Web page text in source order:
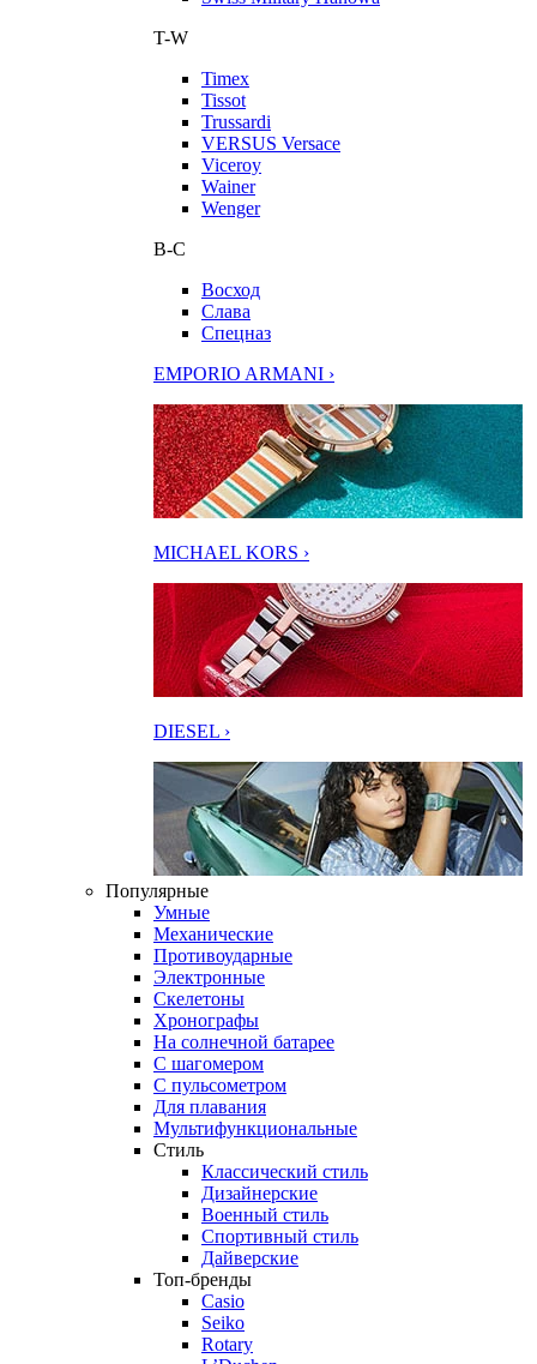
T-W
Timex
Tissot
Trussardi
VERSUS Versace
Viceroy
Wainer
Wenger
В-С
Восход
Слава
Спецназ
EMPORIO ARMANI ›
MICHAEL KORS ›
DIESEL ›
Популярные
Умные
Механические
Противоударные
Электронные
Скелетоны
Хронографы
На солнечной батарее
С шагомером
С пульсометром
Для плавания
Мультифункциональные
Стиль
Классический стиль
Дизайнерские
Военный стиль
Спортивный стиль
Дайверские
Топ-бренды
Casio
Seiko
Rotary